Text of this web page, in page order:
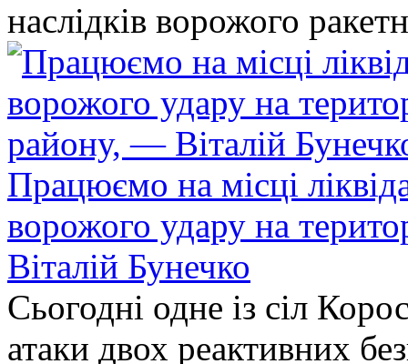
наслідків ворожого
Працюємо на місці
ворожого удару на
Віталій Бунечко
Сьогодні одне із сіл
атаки двох реактивних